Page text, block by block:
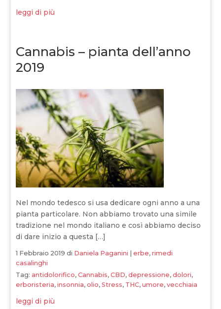
leggi di più
Cannabis – pianta dell’anno
2019
Nel mondo tedesco si usa dedicare ogni anno a una
pianta particolare. Non abbiamo trovato una simile
tradizione nel mondo italiano e così abbiamo deciso
di dare inizio a questa […]
1 Febbraio 2019 di Daniela Paganini |erbe,rimedi
casalinghi
Tag: antidolorifico,Cannabis,CBD,depressione,dolori,
erboristeria,insonnia,olio,Stress, THC,umore,vecchiaia
leggi di più